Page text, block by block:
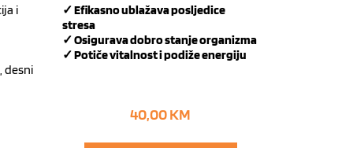
i
desni
✓ Efikasno ublažava posljedice
stresa
✓ Osigurava dobro stanje organizma
✓ Potiče vitalnost i podiže energiju
40,00KM